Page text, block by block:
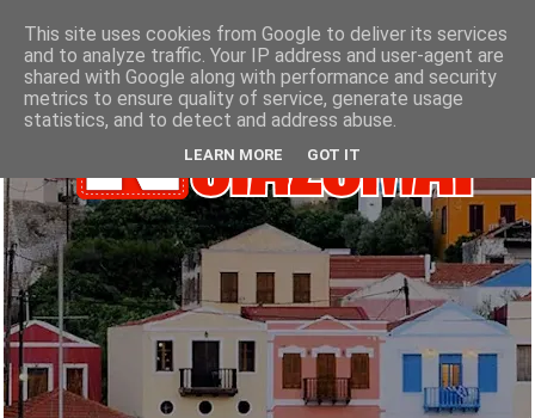
This site uses cookies from Google to deliver its services
and to analyze traffic. Your IP address and user-agent are
shared with Google along with performance and security
metrics to ensure quality of service, generate usage
statistics, and to detect and address abuse.
LEARN MORE GOT IT